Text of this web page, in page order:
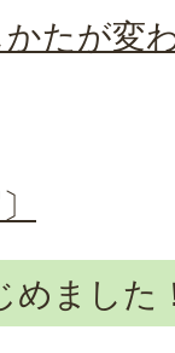
たが変
めました